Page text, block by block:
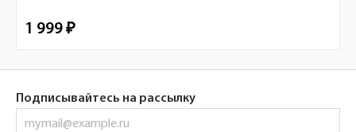
1 999 ₽
Подписывайтесь на рассылку